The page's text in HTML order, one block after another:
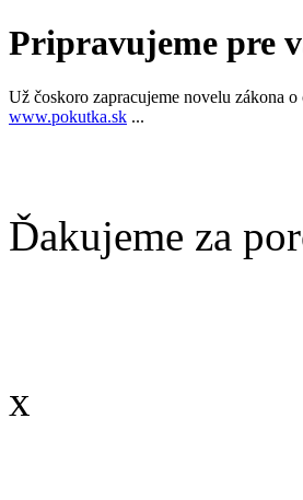
Pripravujeme pre
Už čoskoro zapracujeme novelu zákona
www.pokutka.sk ...
Ďakujeme za
x